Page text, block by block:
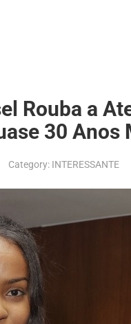
Rouba a
30 Anos
Category: INTERESSANTE